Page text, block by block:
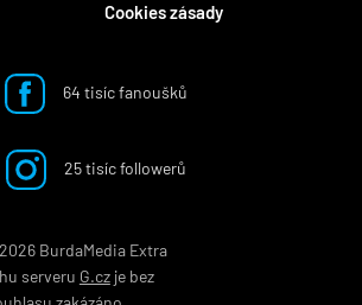
Cookies zásady
64 tisíc fanoušků
25 tisíc followerů
BurdaMedia Extra
serveru G.czje bez